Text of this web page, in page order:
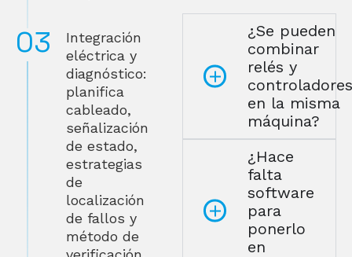
Integración
eléctrica y
diagnóstico:
planifica
cableado,
señalización
de estado,
estrategias
de
localización
de fallos y
método de
¿Se pueden
combinar
relés y
controladores
en la misma
máquina?
¿Hace
falta
software
para
ponerlo
en